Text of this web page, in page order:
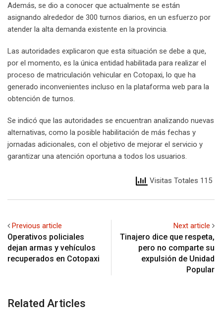
Además, se dio a conocer que actualmente se están
asignando alrededor de 300 turnos diarios, en un esfuerzo por
atender la alta demanda existente en la provincia.
Las autoridades explicaron que esta situación se debe a que,
por el momento, es la única entidad habilitada para realizar el
proceso de matriculación vehicular en Cotopaxi, lo que ha
generado inconvenientes incluso en la plataforma web para la
obtención de turnos.
Se indicó que las autoridades se encuentran analizando nuevas
alternativas, como la posible habilitación de más fechas y
jornadas adicionales, con el objetivo de mejorar el servicio y
garantizar una atención oportuna a todos los usuarios.
Visitas Totales 115
Previous article
Operativos policiales
dejan armas y vehículos
recuperados en Cotopaxi
Next article
Tinajero dice que respeta,
pero no comparte su
expulsión de Unidad
Popular
Related Articles